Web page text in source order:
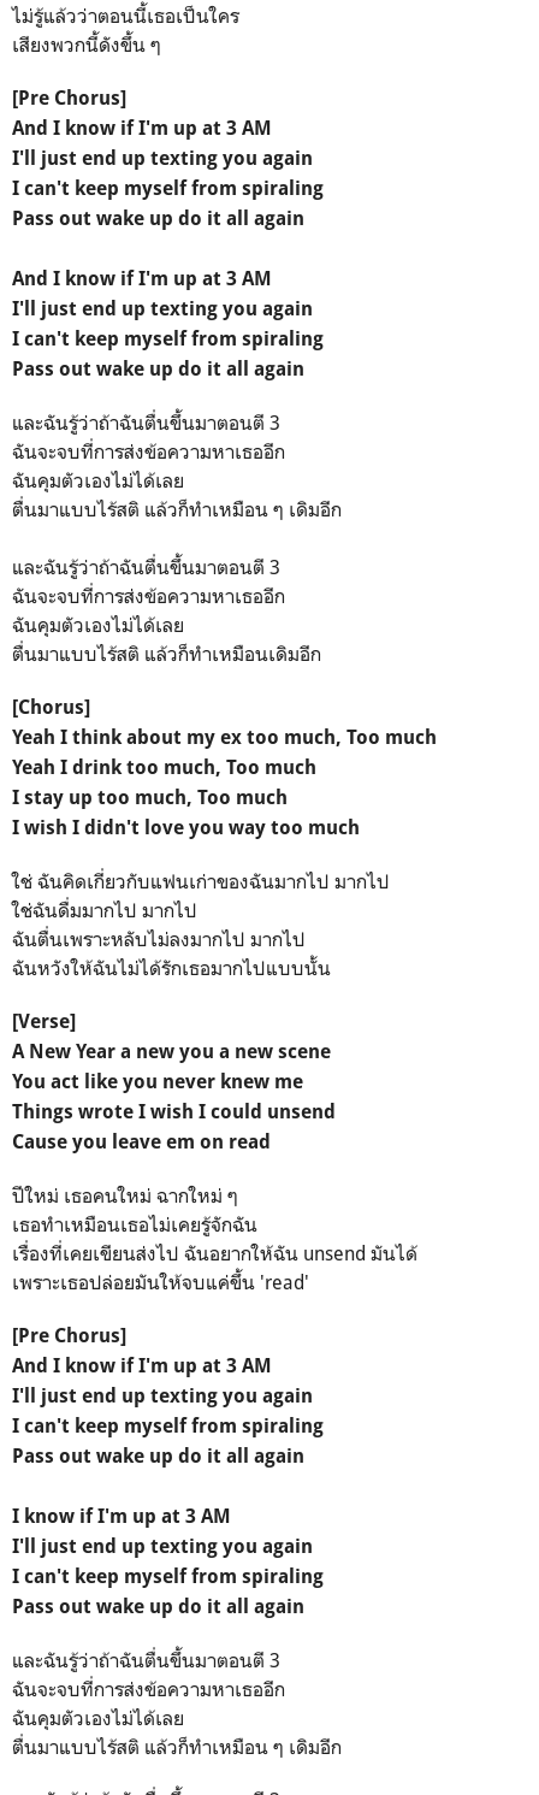
ไม่รู้แล้วว่าตอนนี้เธอเป็นใคร
เสียงพวกนี้ดังขึ้น ๆ
[Pre Chorus]
And I know if I'm up at 3 AM
I'll just end up texting you again
I can't keep myself from spiraling
Pass out wake up do it all again
And I know if I'm up at 3 AM
I'll just end up texting you again
I can't keep myself from spiraling
Pass out wake up do it all again
และฉันรู้ว่าถ้าฉันตื่นขึ้นมาตอนตี 3
ฉันจะจบที่การส่งข้อความหาเธออีก
ฉันคุมตัวเองไม่ได้เลย
ตื่นมาแบบไร้สติ แล้วก็ทำเหมือน ๆ เดิมอีก
และฉันรู้ว่าถ้าฉันตื่นขึ้นมาตอนตี 3
ฉันจะจบที่การส่งข้อความหาเธออีก
ฉันคุมตัวเองไม่ได้เลย
ตื่นมาแบบไร้สติ แล้วก็ทำเหมือนเดิมอีก
[Chorus]
Yeah I think about my ex too much, Too much
Yeah I drink too much, Too much
I stay up too much, Too much
I wish I didn't love you way too much
ใช่ ฉันคิดเกี่ยวกับแฟนเก่าของฉันมากไป มากไป
ใช่ฉันดื่มมากไป มากไป
ฉันตื่นเพราะหลับไม่ลงมากไป มากไป
ฉันหวังให้ฉันไม่ได้รักเธอมากไปแบบนั้น
[Verse]
A New Year a new you a new scene
You act like you never knew me
Things wrote I wish I could unsend
Cause you leave em on read
ปีใหม่ เธอคนใหม่ ฉากใหม่ ๆ
เธอทำเหมือนเธอไม่เคยรู้จักฉัน
เรื่องที่เคยเขียนส่งไป ฉันอยากให้ฉัน unsend มันได้
เพราะเธอปล่อยมันให้จบแค่ขึ้น 'read'
[Pre Chorus]
And I know if I'm up at 3 AM
I'll just end up texting you again
I can't keep myself from spiraling
Pass out wake up do it all again
I know if I'm up at 3 AM
I'll just end up texting you again
I can't keep myself from spiraling
Pass out wake up do it all again
และฉันรู้ว่าถ้าฉันตื่นขึ้นมาตอนตี 3
ฉันจะจบที่การส่งข้อความหาเธออีก
ฉันคุมตัวเองไม่ได้เลย
ตื่นมาแบบไร้สติ แล้วก็ทำเหมือน ๆ เดิมอีก